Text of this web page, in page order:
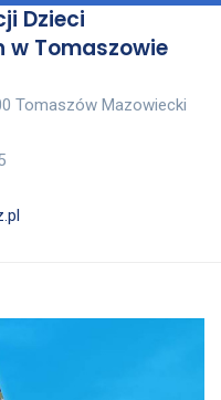
Dzieci
w Tomaszowie
Tomaszów Mazowiecki